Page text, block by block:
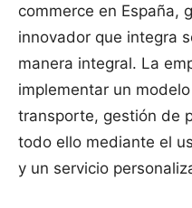
commerce en España,
innovador que integra
manera integral. La
implementar un
transporte, gestión de
todo ello mediante el
y un servicio